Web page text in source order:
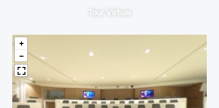
Tour Virtual